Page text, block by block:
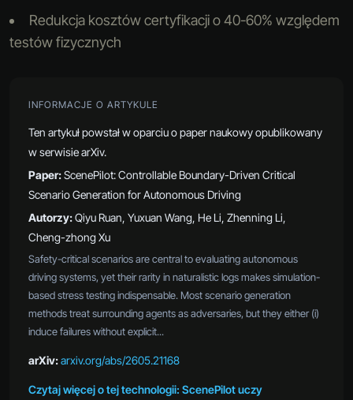
Redukcja kosztów certyfikacji o 40-60% względem
testów fizycznych
INFORMACJE O ARTYKULE
Ten artykuł powstał w oparciu o paper naukowy opublikowany
w serwisie arXiv.
Paper:ScenePilot: Controllable Boundary-Driven Critical
Scenario Generation for Autonomous Driving
Autorzy:Qiyu Ruan, Yuxuan Wang, He Li, Zhenning Li,
Cheng-zhong Xu
Safety-critical scenarios are central to evaluating autonomous
driving systems, yet their rarity in naturalistic logs makes simulation-
based stress testing indispensable. Most scenario generation
methods treat surrounding agents as adversaries, but they either (i)
induce failures without explicit...
arXiv:arxiv.org/abs/2605.21168
Czytaj więcej o tej technologii: ScenePilot uczy